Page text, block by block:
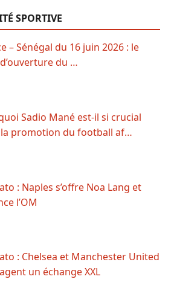
SPORTIVE
– Sénégal du 16 juin 2026 : le
du …
Sadio Mané est-il si crucial
promotion du football af…
: Naples s’offre Noa Lang et
l’OM
: Chelsea et Manchester United
un échange XXL